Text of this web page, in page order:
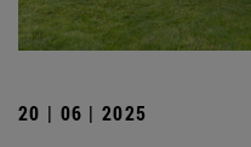
20 | 06 | 2025